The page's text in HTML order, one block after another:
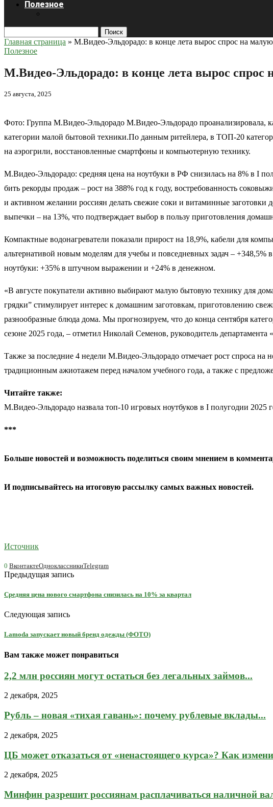
Полезное
Поиск
Главная страница » М.Видео-Эльдорадо: в конце лета вырос спрос на
Полезное
М.Видео-Эльдорадо: в конце лета вырос спрос
25 августа, 2025
Фото: Группа М.Видео-Эльдорадо М.Видео-Эльдорадо проанализировала,
категории малой бытовой техники.По данным ритейлера, в ТОП-20
на аэрогрили, восстановленные смартфоны и компьютерную технику.
М.Видео-Эльдорадо: средняя цена на ноутбуки в РФ снизилась на 8% в I
бить рекорды продаж – рост на 388% год к году, востребованность
и активном желании россиян делать свежие соки и витаминные
выпечки – на 13%, что подтверждает выбор в пользу приготовления
Компактные водонагреватели показали прирост на 18,9%, кабели для
альтернативой новым моделям для учебы и повседневных задач – +348,5%
ноутбуки: +35% в штучном выражении и +24% в денежном.
«В августе покупатели активно выбирают малую бытовую технику для
грядки” стимулирует интерес к домашним заготовкам, приготовлению
разнообразные блюда дома. Мы прогнозируем, что до конца сентября
сезоне 2025 года, – отметил Николай Семенов, руководитель департамента
Также за последние 4 недели М.Видео-Эльдорадо отмечает рост спроса
традиционным ажиотажем перед началом учебного года, а также с
Читайте также:
М.Видео-Эльдорадо назвала топ-10 игровых ноутбуков в I полугодии 2025
***
Больше новостей и возможность поделиться своим мнением в
Иподписывайтесь на итоговую рассылку самых важных новостей.
Источник
0 ВконтактеОдноклассникиTelegram
Предыдущая запись
Средняя цена нового смартфона снизилась на 10% за квартал
Следующая запись
Lamoda запускает новый бренд одежды (ФОТО)
Вам также может понравиться
2,2 млн россиян могут остаться без легальных займов...
2 декабря, 2025
Рубль – новая «тихая гавань»: почему рублевые вклады...
2 декабря, 2025
ЦБ может отказаться от «ненастоящего курса»? Как
2 декабря, 2025
Минфин разрешит россиянам расплачиваться наличной